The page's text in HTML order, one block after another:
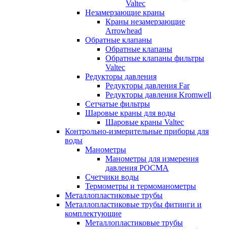
Valtec
Незамерзающие краны
Краны незамерзающие
Arrowhead
Обратные клапаны
Обратные клапаны
Обратные клапаны фильтры
Valtec
Редукторы давления
Редукторы давления Far
Редукторы давления Kromwell
Сетчатые фильтры
Шаровые краны для воды
Шаровые краны Valtec
Контрольно-измерительные приборы для
воды
Манометры
Манометры для измерения
давления РОСМА
Счетчики воды
Термометры и термоманометры
Металлопластиковые трубы
Металлопластиковые трубы фитинги и
комплектующие
Металлопластиковые трубы